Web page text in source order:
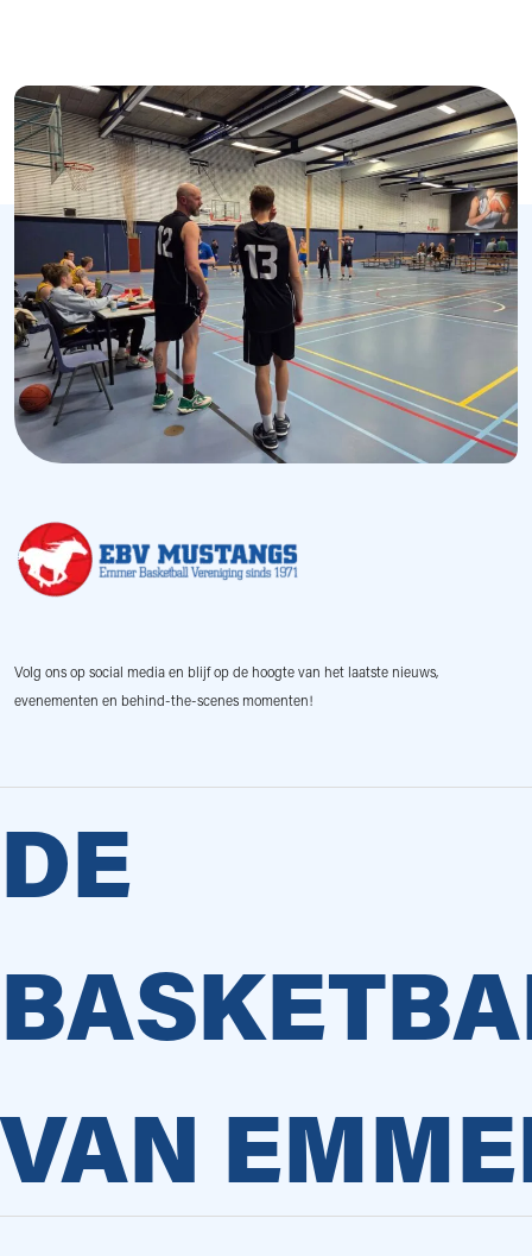
Volg ons op social media en blijf op de hoogte van het laatste nieuws,
evenementen en behind-the-scenes momenten!
DE
VAN